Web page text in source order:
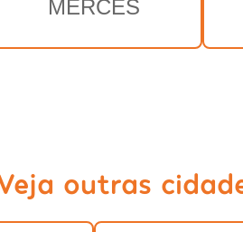
MERCÊS
outras